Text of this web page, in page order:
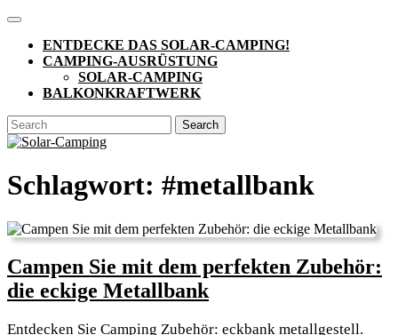
Skip
content
Open
ButtonENTDECKE DAS SOLAR-CAMPING!
CAMPING-AUSRÜSTUNG
SOLAR-CAMPING
BALKONKRAFTWERK
CLOSE
BUTTON
Search
for:
Schlagwort: #metallbank
Campen Sie mit dem perfekten Zubehör:
die eckige MetallbankCampen
Entdecken Sie Camping Zubehör: eckbank metallgestell.